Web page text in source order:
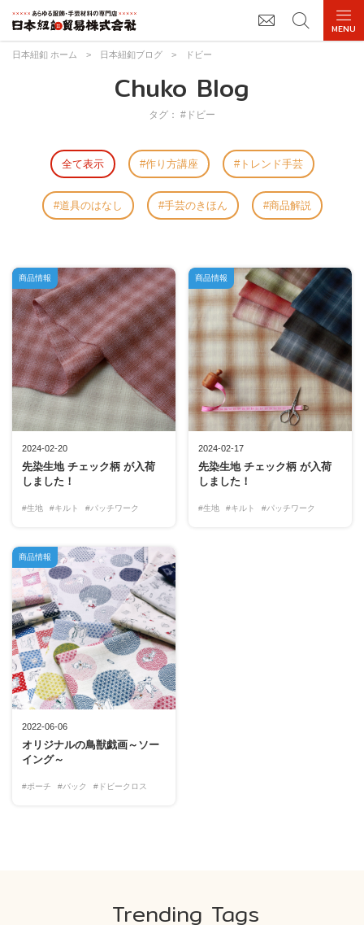
日本紐釦 ホーム > 日本紐釦ブログ > ドビー
Chuko Blog
タグ： #ドビー
全て表示 作り方講座 トレンド手芸
道具のはなし 手芸のきほん 商品解説
2024-02-20
先染生地 チェック柄 が入荷
しました！
#生地 #キルト #パッチワーク
商品情報
2024-02-17
先染生地 チェック柄 が入荷
しました！
#生地 #キルト #パッチワーク
商品情報
2022-06-06
オリジナルの鳥獣戯画～ソー
イング～
#ポーチ #バック #ドビークロス
商品情報
Trending Tags